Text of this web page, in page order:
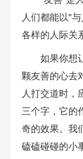
人们都能以"
各样的人际关
如果你想
颗友善的心去
人打交道时，
三个字，它的
奇的效果。我
磕磕碰碰的小